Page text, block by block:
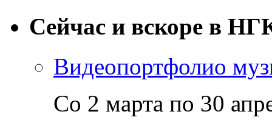
Сейчас и вскоре в
Видеопортфолио
Со 2 марта по 30